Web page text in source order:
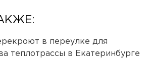
в переулке для
теплотрассы в Екатеринбурге